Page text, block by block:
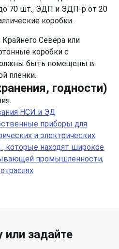
70 шт., ЭДП и ЭДП-р от 20
коробки.
Севера или
коробки с
быть помещены в
пленки.
годности)
НСИ и ЭД
приборы для
и электрических
, которые находят широкое
промышленности,
или задайте